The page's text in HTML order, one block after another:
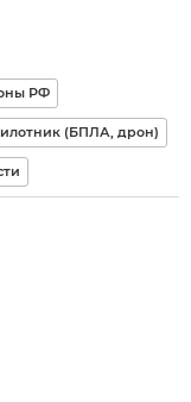
РФ
(БПЛА, дрон)